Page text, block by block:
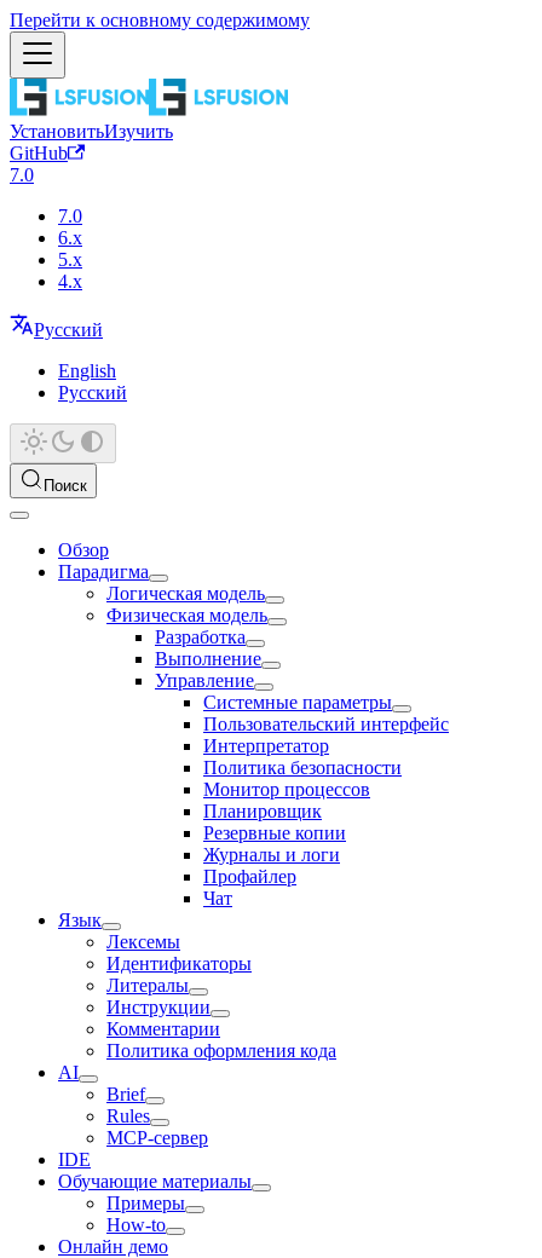
Перейти к основному содержимому
УстановитьИзучить
GitHub
7.0
7.0
6.x
5.x
4.x
Русский
English
Русский
Поиск
Обзор
Парадигма
Логическая модель
Физическая модель
Разработка
Выполнение
Управление
Системные параметры
Пользовательский интерфейс
Интерпретатор
Политика безопасности
Монитор процессов
Планировщик
Резервные копии
Журналы и логи
Профайлер
Чат
Язык
Лексемы
Идентификаторы
Литералы
Инструкции
Комментарии
Политика оформления кода
AI
Brief
Rules
MCP-сервер
IDE
Обучающие материалы
Примеры
How-to
Онлайн демо